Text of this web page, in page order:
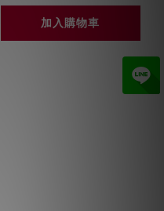
複合式濾網 綠綠好日
加入購物車